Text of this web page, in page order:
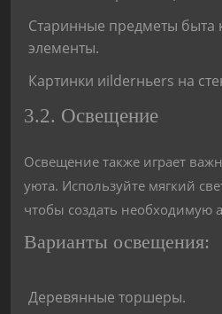
Старинные предметы быта
элементы.
Картинки иilderньers на
3.2. Освещение
Освещение также играет
уюта. Используйте мягкий
чтобы создать необходимую
Варианты освещения:
Деревянные торшеры.